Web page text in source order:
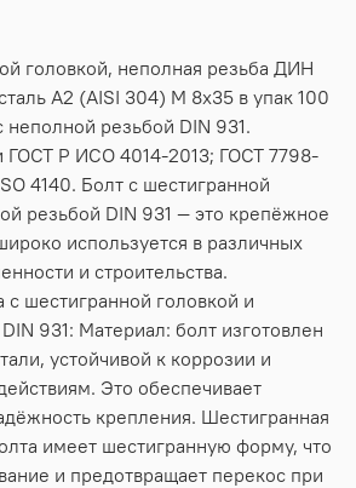
головкой, неполная резьба ДИН
А2 (AISI 304) M 8х35 в упак 100
резьбой DIN 931.
ГОСТ Р ИСО 4014-2013; ГОСТ 7798-
4140. Болт с шестигранной
резьбой DIN 931 — это крепёжное
используется в различных
и строительства.
с шестигранной головкой и
931: Материал: болт изготовлен
устойчивой к коррозии и
Это обеспечивает
крепления. Шестигранная
имеет шестигранную форму, что
и предотвращает перекос при